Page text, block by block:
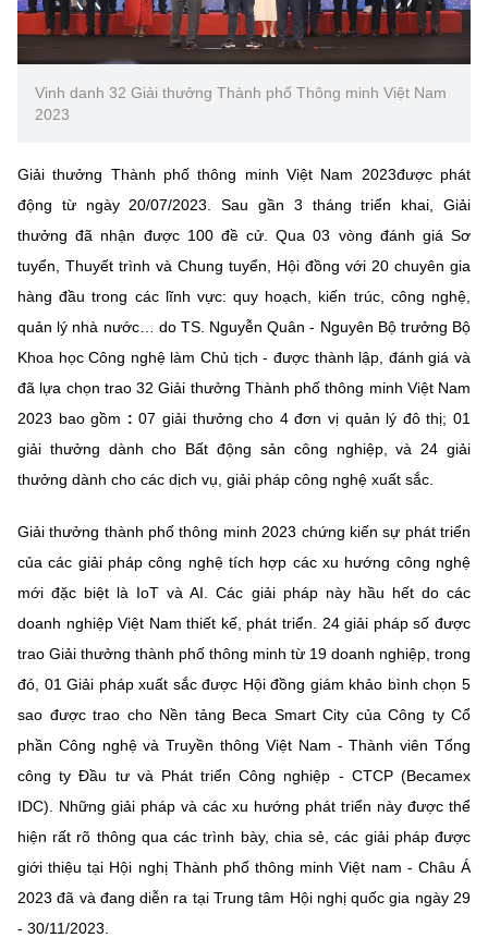
BỘ KHOA HỌC VÀ CÔNG NGHỆ
MINISTRY OF SCIENCE AND TECHNOLOGY
Giám đốc Trung tâm Truyền thông Khoa học và Công nghệ.
Liên hệ
Địa chỉ: Ban Biên tập Cổng TTĐT - 18 Nguyễn Du, TP. Hà Nội
Điện thoại: 024 3936 9506
©2026 Bản quyền thuộc Bộ Khoa Học và Công Nghệ
(Ghi rõ nguồn "https://mst.gov.vn" khi phát hành lại thông tin từ
website này)
Vinh danh 32 Giải thưởng Thành phố Thông minh Việt Nam
2023
Giải thưởng Thành phố thông minh Việt Nam 2023được phát
động từ ngày 20/07/2023. Sau gần 3 tháng triển khai, Giải
thưởng đã nhận được 100 đề cử. Qua 03 vòng đánh giá Sơ
tuyển, Thuyết trình và Chung tuyển, Hội đồng với 20 chuyên gia
hàng đầu trong các lĩnh vực: quy hoạch, kiến trúc, công nghệ,
quản lý nhà nước… do TS. Nguyễn Quân - Nguyên Bộ trưởng Bộ
Khoa học Công nghệ làm Chủ tịch - được thành lập, đánh giá và
đã lựa chọn trao 32 Giải thưởng Thành phố thông minh Việt Nam
2023 bao gồm :07 giải thưởng cho 4 đơn vị quản lý đô thị; 01
giải thưởng dành cho Bất động sản công nghiệp, và 24 giải
thưởng dành cho các dịch vụ, giải pháp công nghệ xuất sắc.
Giải thưởng thành phố thông minh 2023 chứng kiến sự phát triển
của các giải pháp công nghệ tích hợp các xu hướng công nghệ
mới đặc biệt là IoT và AI. Các giải pháp này hầu hết do các
doanh nghiệp Việt Nam thiết kế, phát triển. 24 giải pháp số được
trao Giải thưởng thành phố thông minh từ 19 doanh nghiệp, trong
đó, 01 Giải pháp xuất sắc được Hội đồng giám khảo bình chọn 5
sao được trao cho Nền tảng Beca Smart City của Công ty Cổ
phần Công nghệ và Truyền thông Việt Nam - Thành viên Tổng
công ty Đầu tư và Phát triển Công nghiệp - CTCP (Becamex
IDC). Những giải pháp và các xu hướng phát triển này được thể
hiện rất rõ thông qua các trình bày, chia sẻ, các giải pháp được
giới thiệu tại Hội nghị Thành phố thông minh Việt nam - Châu Á
2023 đã và đang diễn ra tại Trung tâm Hội nghị quốc gia ngày 29
- 30/11/2023.